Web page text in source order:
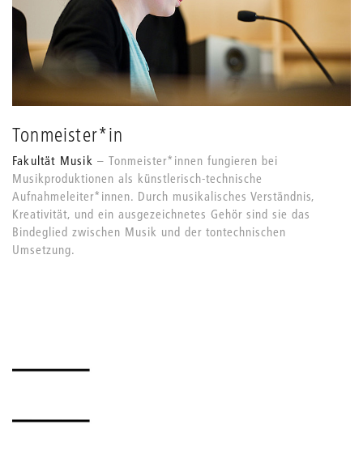
Tonmeister*in
Fakultät Musik
Tonmeister*innen fungieren bei
Musikproduktionen als künstlerisch-technische
Aufnahmeleiter*innen. Durch musikalisches Verständnis,
Kreativität, und ein ausgezeichnetes Gehör sind sie das
Bindeglied zwischen Musik und der tontechnischen
Umsetzung.